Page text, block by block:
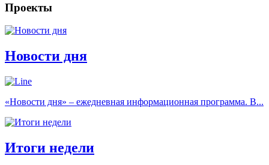
Проекты
Новости дня
«Новости дня» – ежедневная информационная программа. В...
Итоги недели